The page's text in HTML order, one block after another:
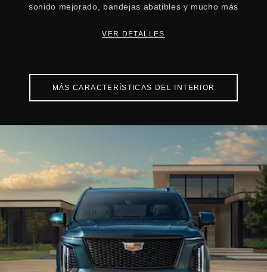
sonido mejorado, bandejas abatibles y mucho más
VER DETALLES
MÁS CARACTERÍSTICAS DEL INTERIOR